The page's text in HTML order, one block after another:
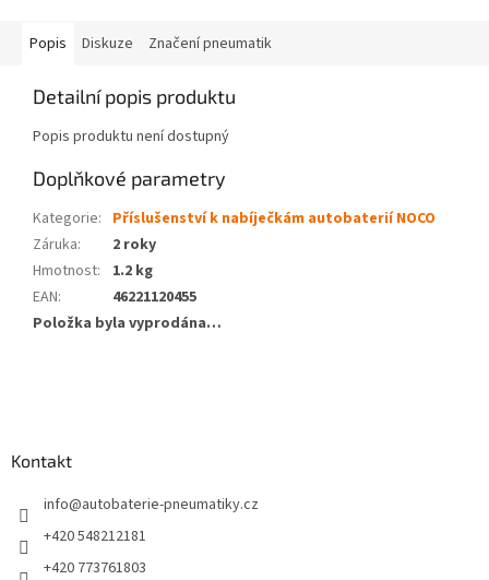
Popis Diskuze Značení pneumatik
Detailní popis produktu
Popis produktu není dostupný
Doplňkové parametry
Kategorie: Příslušenství k nabíječkám autobaterií NOCO
Záruka:
2 roky
Hmotnost:
1.2 kg
EAN:
46221120455
Položka byla vyprodána…
Kontakt
info@autobaterie-pneumatiky.cz
+420 548212181
+420 773761803